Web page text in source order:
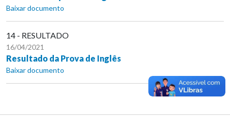
Baixar documento
14 - RESULTADO
16/04/2021
Resultado da Prova de Inglês
Baixar documento